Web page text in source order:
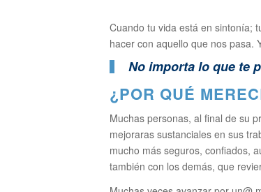
Cuando tu vida está en sintonía;
hacer con aquello que nos pasa.
No importa lo que te
¿POR QUÉ
Muchas personas, al final de su
mejoraras sustanciales en sus
mucho más seguros, confiados,
también con los demás, que